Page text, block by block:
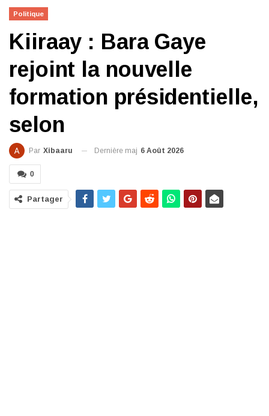
Politique
Kiiraay : Bara Gaye
rejoint la nouvelle
formation présidentielle,
selon
Par Xibaaru Dernière maj 6 Août 2026
0
Partager